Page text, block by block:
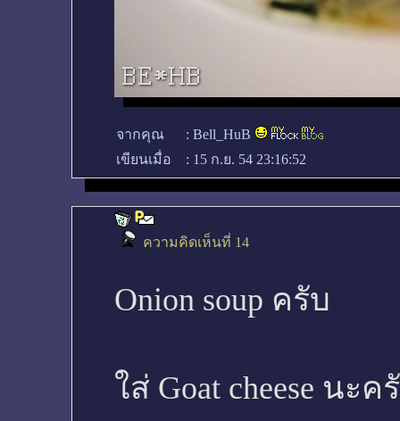
จากคุณ : Bell_HuB
เขียนเมื่อ
: 15 ก.ย. 54 23:16:52
ความคิดเห็นที่ 14
Onion soup ครับ
ใส่ Goat cheese นะ